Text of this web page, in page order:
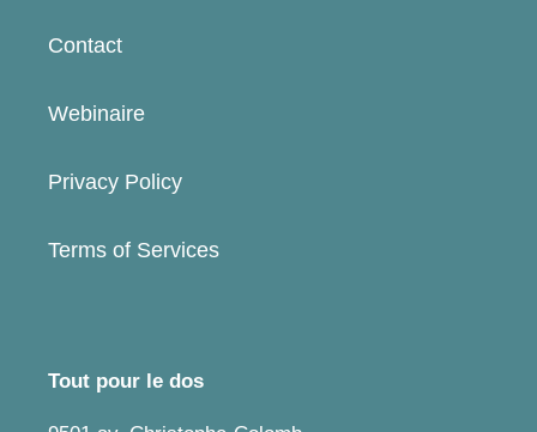
Contact
Webinaire
Privacy Policy
Terms of Services
Tout pour le dos